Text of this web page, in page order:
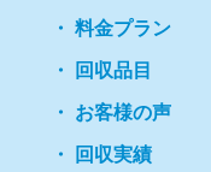
料金プラン
回収品目
お客様の声
回収実績